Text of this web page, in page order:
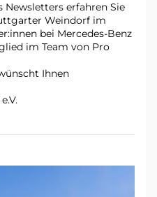
Newsletters erfahren Sie
Weindorf im
bei Mercedes-Benz
im Team von Pro
Ihnen